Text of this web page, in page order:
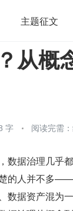
主题征文
算法
从概
字 阅读完需
数据治理几乎
的人并不多
据资产混为一